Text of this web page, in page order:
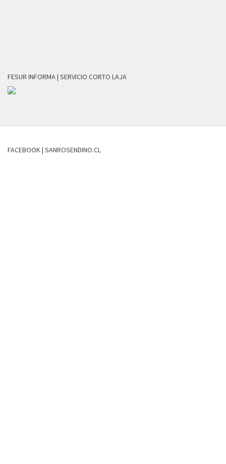
FESUR INFORMA | SERVICIO CORTO LAJA
FACEBOOK | SANROSENDINO.CL